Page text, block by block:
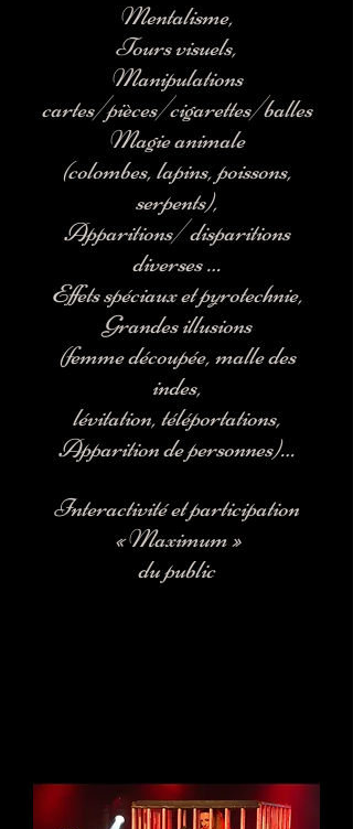
Mentalisme,
Tours visuels,
Manipulations
cartes/pièces/cigarettes/balles
Magie animale
(colombes, lapins, poissons,
serpents),
Apparitions/ disparitions
diverses …
Effets spéciaux et pyrotechnie,
Grandes illusions
(femme découpée, malle des
indes,
lévitation, téléportations,
Apparition de personnes)…
Interactivité et participation
« Maximum »
du public